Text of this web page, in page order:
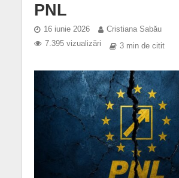
PNL
16 iunie 2026
Cristiana Sabău
7.395 vizualizări
3 min de citit